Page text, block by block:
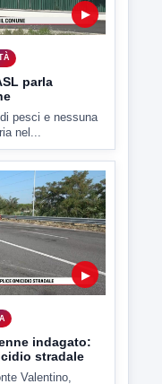
▶
parla
pesci e nessuna
nel...
▶
indagato:
stradale